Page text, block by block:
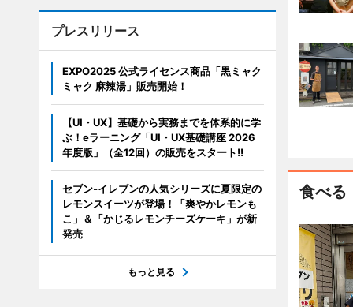
食べる
プレスリリース
EXPO2025 公式ライセンス商品「黒ミャク
ミャク 麻辣湯」販売開始！
【UI・UX】基礎から実務までを体系的に学
ぶ！eラーニング「UI・UX基礎講座 2026
年度版」（全12回）の販売をスタート!!
セブン‐イレブンの人気シリーズに夏限定の
レモンスイーツが登場！「爽やかレモンも
こ」＆「かじるレモンチーズケーキ」が新
発売
もっと見る